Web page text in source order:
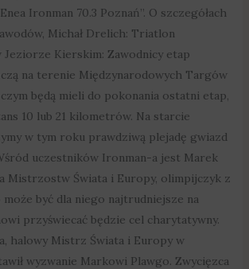
Ironman 70.3 Poznań”. O szczegółach
Michał Drelich: Triatlon
Kierskim: Zawodnicy etap
na terenie Międzynarodowych Targów
będą mieli do pokonania ostatni etap,
10 lub 21 kilometrów. Na starcie
w tym roku prawdziwą plejadę gwiazd
uczestników Ironman-a jest Marek
Mistrzostw Świata i Europy, olimpijczyk z
może być dla niego najtrudniejsze na
przyświecać będzie cel charytatywny.
halowy Mistrz Świata i Europy w
wyzwanie Markowi Plawgo. Zwycięzca